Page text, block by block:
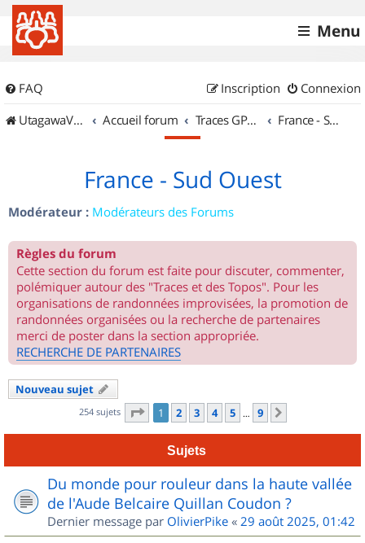
Menu
FAQ Connexion
Inscription
UtagawaVTT (Randos VTT et VTTAE avec traces GPS)
Accueil forum Traces GPS de randos VTT France - Sud Ouest
France - Sud Ouest
Modérateur : Modérateurs des Forums
Règles du forum
Cette section du forum est faite pour discuter, commenter,
polémiquer autour des "Traces et des Topos". Pour les
organisations de randonnées improvisées, la promotion de
randonnées organisées ou la recherche de partenaires
merci de poster dans la section appropriée.
RECHERCHE DE PARTENAIRES
Nouveau sujet
254 sujets Page 1sur
1 2 3 4 5 … 9
Sujets
Du monde pour rouleur dans la haute vallée
de l'Aude Belcaire Quillan Coudon ?
Dernier message par OlivierPike « 29 août 2025, 01:42